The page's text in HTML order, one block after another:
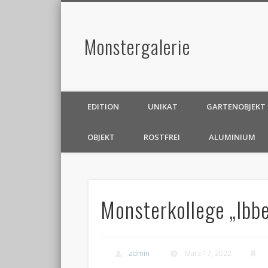
Monstergalerie
EDITION UNIKAT GARTENOBJEKT
OBJEKT ROSTFREI ALUMINIUM
Monsterkollege
admin März 17, 2022